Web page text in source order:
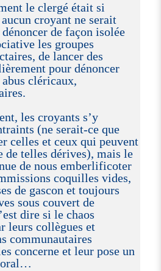
le clergé était si
croyant ne serait
de façon isolée
les groupes
de lancer des
pour dénoncer
cléricaux,
les croyants s’y
(ne serait-ce que
celles et ceux qui peuvent
de telles dérives), mais le
de nous emberlificoter
coquilles vides,
de gascon et toujours
sous couvert de
dire si le chaos
leurs collègues et
communautaires
concerne et leur pose un